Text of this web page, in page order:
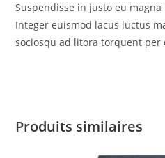
Suspendisse in justo eu
Integer euismod lacus luctus
sociosqu ad litora torquent per
Produits similaires